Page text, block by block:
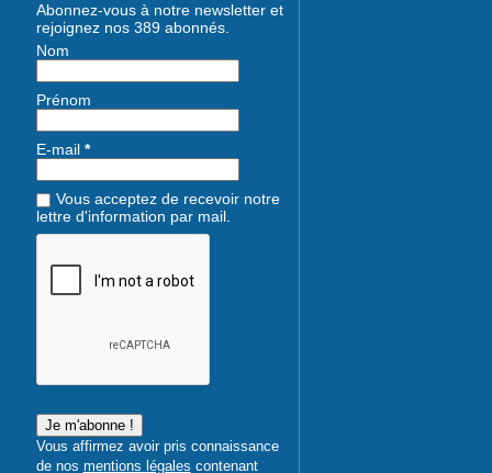
Abonnez-vous à notre newsletter et
rejoignez nos 389 abonnés.
Nom
Prénom
E-mail *
Vous acceptez de recevoir notre
lettre d'information par mail.
Vous affirmez avoir pris connaissance
de nos mentions légales contenant